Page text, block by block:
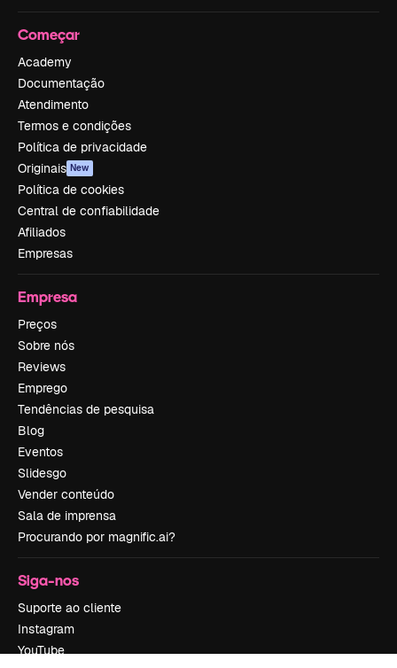
Começar
Academy
Documentação
Atendimento
Termos e condições
Política de privacidade
Originais New
Política de cookies
Central de confiabilidade
Afiliados
Empresas
Empresa
Preços
Sobre nós
Reviews
Emprego
Tendências de pesquisa
Blog
Eventos
Slidesgo
Vender conteúdo
Sala de imprensa
Procurando por magnific.ai?
Siga-nos
Suporte ao cliente
Instagram
YouTube